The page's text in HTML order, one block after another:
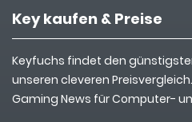
Key kaufen & Preise
Keyfuchs findet den
unseren cleveren
Gaming News für Computer-